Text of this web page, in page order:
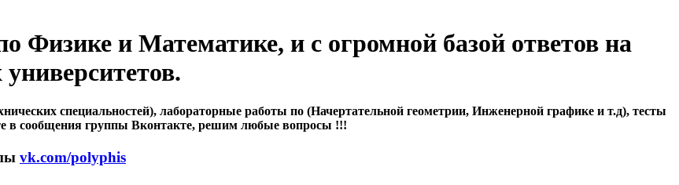
Физике и Математике, и с огромной базой ответов на
специальностей), лабораторные работы по (Начертательной геометрии, Инженерной графике и т.д), тесты
в сообщения группы Вконтакте, решим любые вопросы !!!
vk.com/polyphis